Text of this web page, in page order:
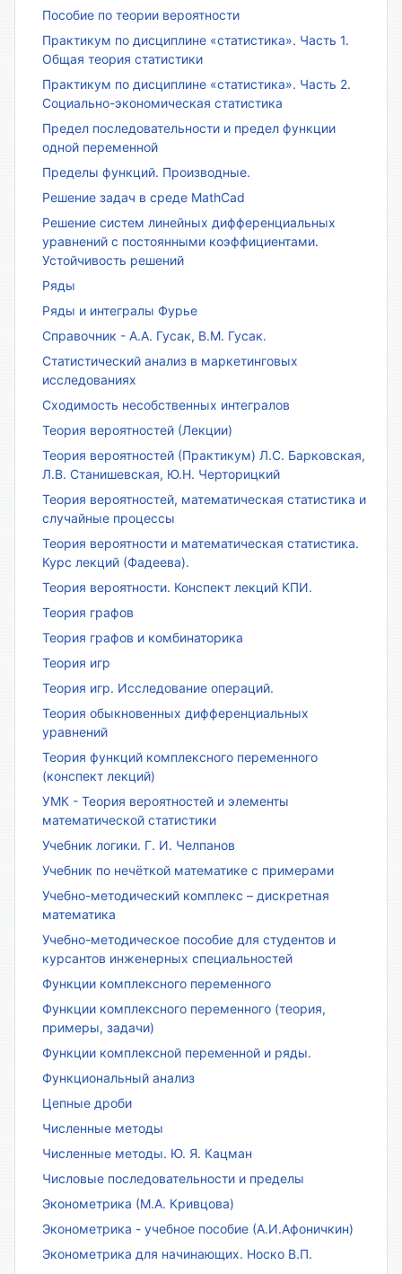
Пособие по теории вероятности
Практикум по дисциплине «статистика». Часть 1.
Общая теория статистики
Практикум по дисциплине «статистика». Часть 2.
Социально-экономическая статистика
Предел последовательности и предел функции
одной переменной
Пределы функций. Производные.
Решение задач в среде MathCad
Решение систем линейных дифференциальных
уравнений с постоянными коэффициентами.
Устойчивость решений
Ряды
Ряды и интегралы Фурье
Справочник - А.А. Гусак, В.М. Гусак.
Статистический анализ в маркетинговых
исследованиях
Сходимость несобственных интегралов
Теория вероятностей (Лекции)
Теория вероятностей (Практикум) Л.С. Барковская,
Л.В. Станишевская, Ю.Н. Черторицкий
Теория вероятностей, математическая статистика и
случайные процессы
Теория вероятности и математическая статистика.
Курс лекций (Фадеева).
Теория вероятности. Конспект лекций КПИ.
Теория графов
Теория графов и комбинаторика
Теория игр
Теория игр. Исследование операций.
Теория обыкновенных дифференциальных
уравнений
Теория функций комплексного переменного
(конспект лекций)
УМК - Теория вероятностей и элементы
математической статистики
Учебник логики. Г. И. Челпанов
Учебник по нечёткой математике с примерами
Учебно-методический комплекс – дискретная
математика
Учебно-методическое пособие для студентов и
курсантов инженерных специальностей
Функции комплексного переменного
Функции комплексного переменного (теория,
примеры, задачи)
Функции комплексной переменной и ряды.
Функциональный анализ
Цепные дроби
Численные методы
Численные методы. Ю. Я. Кацман
Числовые последовательности и пределы
Эконометрика (М.А. Кривцова)
Эконометрика - учебное пособие (А.И.Афоничкин)
Эконометрика для начинающих. Носко В.П.